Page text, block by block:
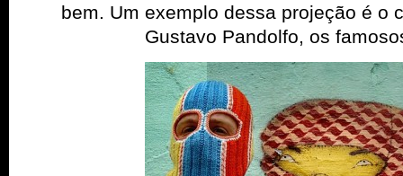
bem. Um exemplo dessa projeção é o
Gustavo Pandolfo, os